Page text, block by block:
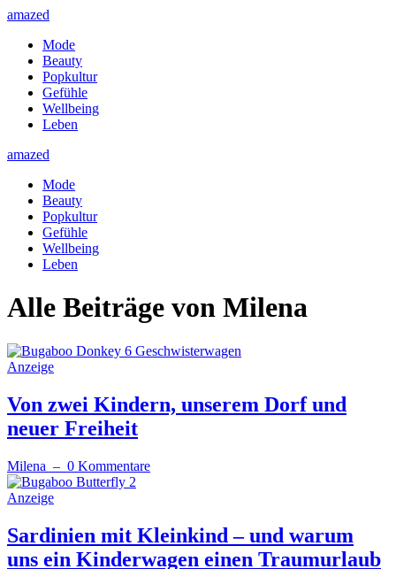
amazed
Mode
Beauty
Popkultur
Gefühle
Wellbeing
Leben
amazed
Mode
Beauty
Popkultur
Gefühle
Wellbeing
Leben
Alle Beiträge von Milena
Anzeige
Von zwei Kindern, unserem Dorf und
neuer Freiheit
Milena – 0 Kommentare
Anzeige
Sardinien mit Kleinkind – und warum
uns ein Kinderwagen einen Traumurlaub